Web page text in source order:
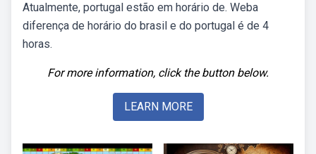
Atualmente, portugal estão em horário de. Weba
diferença de horário do brasil e do portugal é de 4
horas.
For more information, click the button below.
LEARN MORE